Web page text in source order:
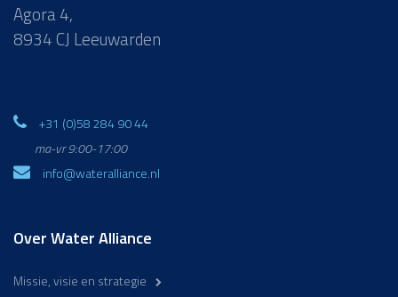
Agora 4,
8934 CJ Leeuwarden
+31 (0)58 284 90 44
ma-vr 9:00-17:00
info@wateralliance.nl
Over Water Alliance
Missie, visie en strategie